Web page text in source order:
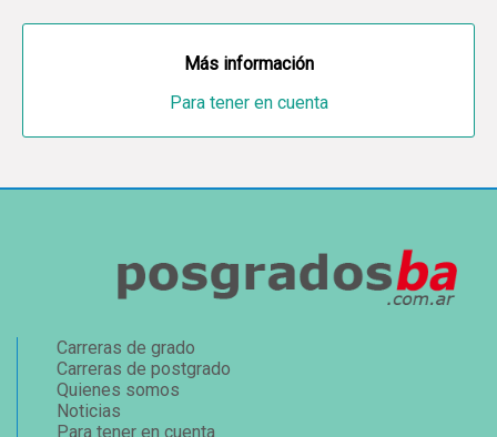
Más información
Para tener en cuenta
Carreras de grado
Carreras de postgrado
Quienes somos
Noticias
Para tener en cuenta